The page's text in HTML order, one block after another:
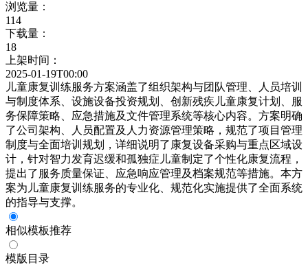
浏览量：
114
下载量：
18
上架时间：
2025-01-19T00:00
儿童康复训练服务方案涵盖了组织架构与团队管理、人员培训
与制度体系、设施设备投资规划、创新残疾儿童康复计划、服
务保障策略、应急措施及文件管理系统等核心内容。方案明确
了公司架构、人员配置及人力资源管理策略，规范了项目管理
制度与全面培训规划，详细说明了康复设备采购与重点区域设
计，针对智力发育迟缓和孤独症儿童制定了个性化康复流程，
提出了服务质量保证、应急响应管理及档案规范等措施。本方
案为儿童康复训练服务的专业化、规范化实施提供了全面系统
的指导与支撑。
相似模板推荐
模版目录